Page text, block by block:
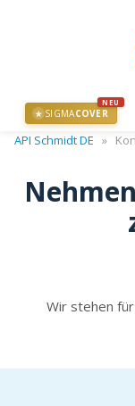
★ SIGMACOVER
NEU
API Schmidt DE »
Wir stehen